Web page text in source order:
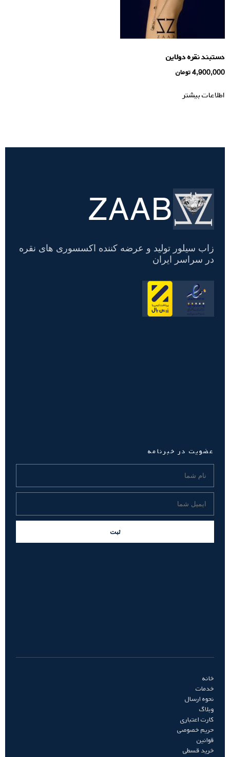
دستبند نقره دولاین
4,900,000تومان
اطلاعات بیشتر
تسویه
حساب
ZAAB
زاب سیلور تولید و عرضه کننده اکسسوری های نقره
در سراسر ایران
عضویت در خبرنامه
ثبت
خانه
خدمات
نحوه ارسال
وبلاگ
کارت اعتباری
حریم خصوصی
قوانین
خرید قسطی